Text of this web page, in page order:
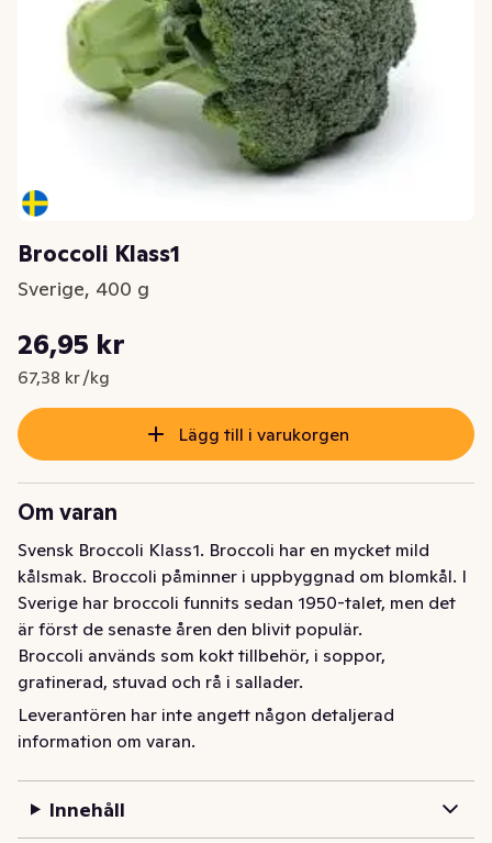
Broccoli Klass1
Sverige, 400 g
Nuvarande pris är: 26,95 kr
26,95 kr
67,38 kr /kg
Styckpris: 67,38 kr /kg
Lägg till i varukorgen
Om varan
Svensk Broccoli Klass1. Broccoli har en mycket mild
kålsmak. Broccoli påminner i uppbyggnad om blomkål. I
Sverige har broccoli funnits sedan 1950-talet, men det
är först de senaste åren den blivit populär.
Broccoli används som kokt tillbehör, i soppor,
gratinerad, stuvad och rå i sallader.
Broccoli Svensk Klass1
Leverantören har inte angett någon detaljerad
information om varan.
Innehåll